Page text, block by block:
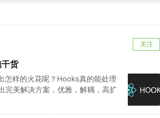
关注
货
怎样的火花呢？Hooks真的能处理
完美解决方案，优雅，解耦，高扩